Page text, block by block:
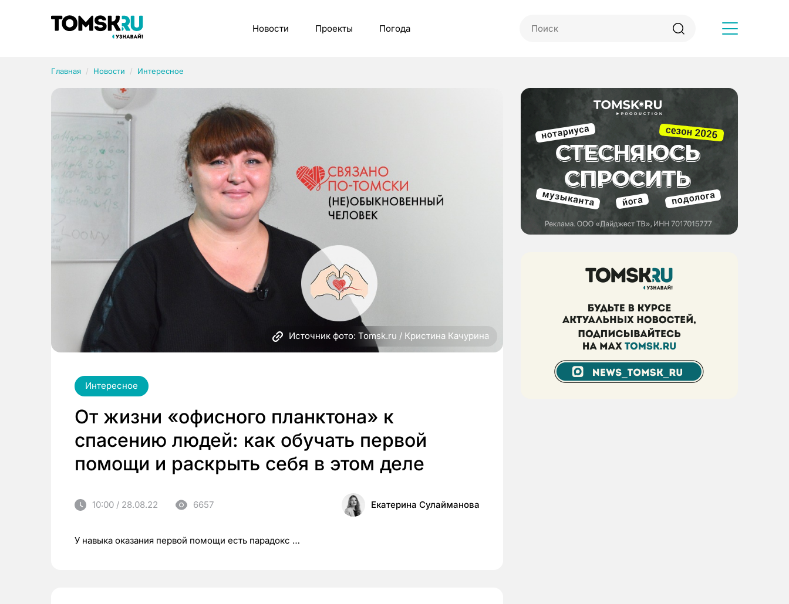
Новости Проекты Погода
Главная Новости Интересное
Источник фото: Tomsk.ru / Кристина Качурина
Интересное
От жизни «офисного планктона» к
спасению людей: как обучать первой
помощи и раскрыть себя в этом деле
10:00 / 28.08.22 6657 Екатерина Сулайманова
У навыка оказания первой помощи есть парадокс …
Рубрики